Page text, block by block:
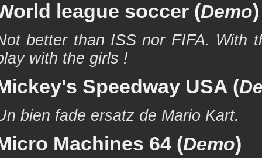
league soccer (Demo)
better than ISS nor FIFA. With
with the girls !
Speedway USA (
bien fade ersatz de Mario Kart.
Machines 64 (Demo)